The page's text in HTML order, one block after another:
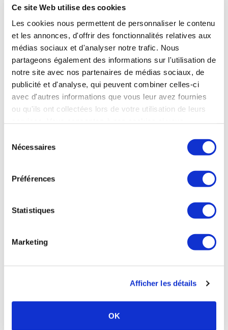
Ce site Web utilise des cookies
Les cookies nous permettent de personnaliser le contenu
et les annonces, d'offrir des fonctionnalités relatives aux
médias sociaux et d'analyser notre trafic. Nous
partageons également des informations sur l'utilisation de
notre site avec nos partenaires de médias sociaux, de
publicité et d'analyse, qui peuvent combiner celles-ci
avec d'autres informations que vous leur avez fournies
ou qu'ils ont collectées lors de votre utilisation de leurs
Nécessaires
Préférences
Statistiques
Marketing
Afficher les détails
OK
Je souhaite être recontacté par email
élément le bicarbonate. Les eaux bicarbonatées
sodiques facilitent le traitement de certaines
affections gastro-intestinales et hépato-biliaires.
Elles régularisent la motricité du tube digestif,
atténuent les spasmes digestifs et ont également une
action cicatrisante sur la muqueuse intestinale. Les
eaux bicarbonatées calciques ont un effet anti-
inflammatoire, apaisant et cicatrisant en
dermatologie, notamment dans le traitement de
l’acné et des brûlures.
Les eaux faiblement minéralisées
– moins de 500
mg par litre – et en particulier oligo-métalliques
Les eaux ferrugineuses